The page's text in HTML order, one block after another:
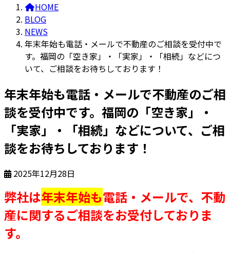
HOME
BLOG
NEWS
年末年始も電話・メールで不動産のご相談を受付中で
す。福岡の「空き家」・「実家」・「相続」などにつ
いて、ご相談をお待ちしております！
年末年始も電話・メールで不動産のご相
談を受付中です。福岡の「空き家」・
「実家」・「相続」などについて、ご相
談をお待ちしております！
2025年12月28日
弊社は年末年始も電話・メールで、不動
産に関するご相談をお受付しておりま
す。